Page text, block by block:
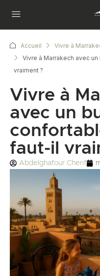
Accueil
Vivre à
Vivre à Marrakech avec
vraiment ?
Vivre à
avec un
faut-il
Abdelghafour Cherif